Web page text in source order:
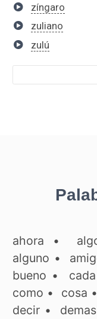
zíngaro
zuliano
zulú
ahora •
alguno •
bueno • cada
como • cosa
decir •